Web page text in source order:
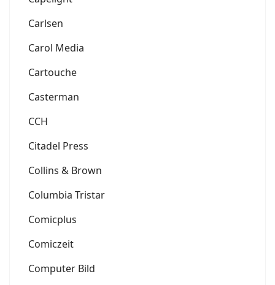
Carlsen
Carol Media
Cartouche
Casterman
CCH
Citadel Press
Collins & Brown
Columbia Tristar
Comicplus
Comiczeit
Computer Bild